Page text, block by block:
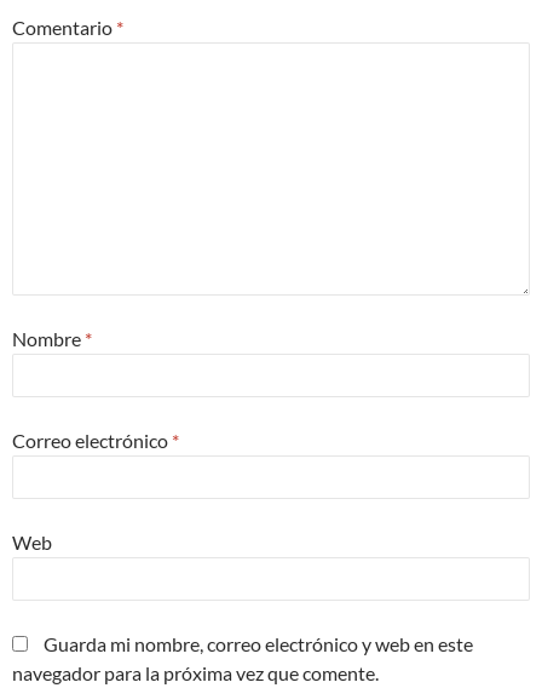
Comentario *
Nombre *
Correo electrónico *
Web
Guarda mi nombre, correo electrónico y web en este
navegador para la próxima vez que comente.